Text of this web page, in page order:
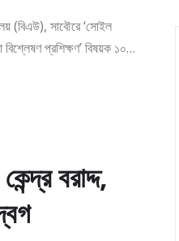
(বিএউ), সাবৌরে ‘সোইল
প্রশিক্ষণ’ বিষয়ক ১০…
বরাদ্দ,